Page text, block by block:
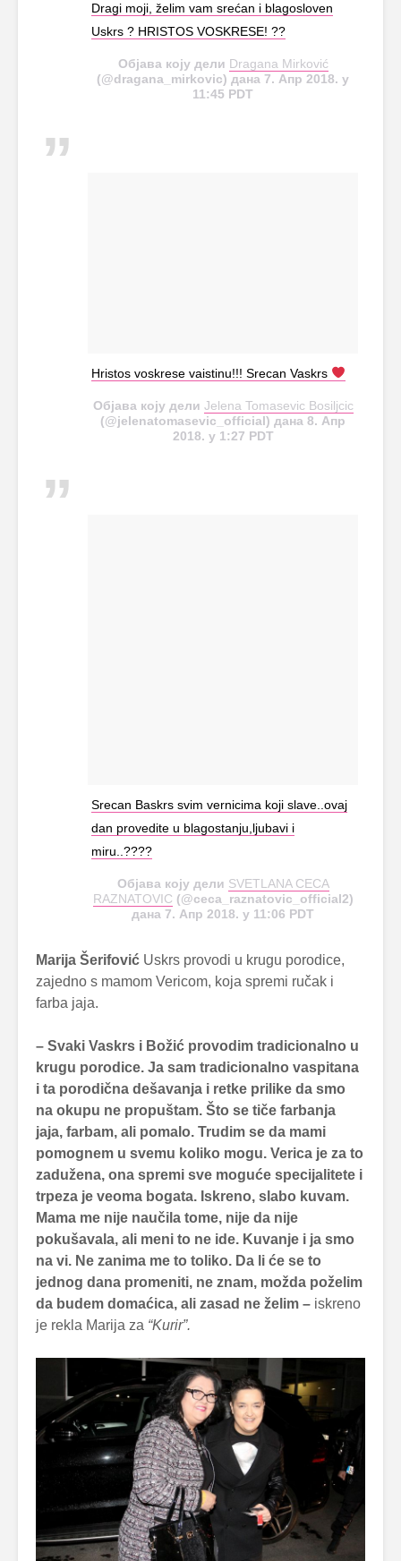
Dragi moji, želim vam srećan i blagosloven
Uskrs ? HRISTOS VOSKRESE! ??
Објава коју дели Dragana Mirković
(@dragana_mirkovic) дана 7. Апр 2018. у
11:45 PDT
Hristos voskrese vaistinu!!! Srecan Vaskrs
Објава коју дели Jelena Tomasevic Bosiljcic
(@jelenatomasevic_official) дана 8. Апр
2018. у 1:27 PDT
Srecan Baskrs svim vernicima koji slave..ovaj
dan provedite u blagostanju,ljubavi i
miru..????
Објава коју дели SVETLANA CECA
RAZNATOVIC (@ceca_raznatovic_official2)
дана 7. Апр 2018. у 11:06 PDT
Marija Šerifović Uskrs provodi u krugu porodice,
zajedno s mamom Vericom, koja spremi ručak i
farba jaja.
– Svaki Vaskrs i Božić provodim tradicionalno u
krugu porodice. Ja sam tradicionalno vaspitana
i ta porodična dešavanja i retke prilike da smo
na okupu ne propuštam. Što se tiče farbanja
jaja, farbam, ali pomalo. Trudim se da mami
pomognem u svemu koliko mogu. Verica je za to
zadužena, ona spremi sve moguće specijalitete i
trpeza je veoma bogata. Iskreno, slabo kuvam.
Mama me nije naučila tome, nije da nije
pokušavala, ali meni to ne ide. Kuvanje i ja smo
na vi. Ne zanima me to toliko. Da li će se to
jednog dana promeniti, ne znam, možda poželim
da budem domaćica, ali zasad ne želim – iskreno
je rekla Marija za “Kurir”.